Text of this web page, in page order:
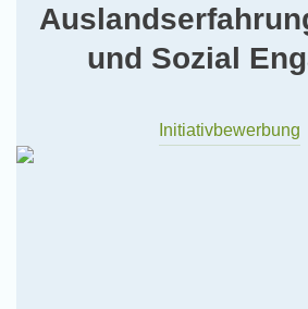
und Sozial
Initiativbewerbung